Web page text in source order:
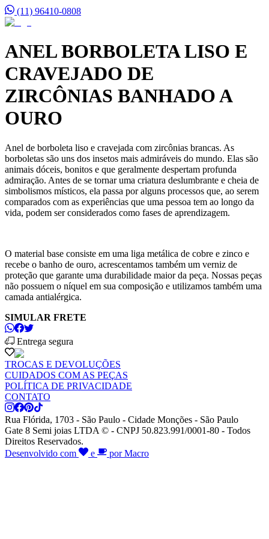
(11) 96410-0808
ANEL BORBOLETA LISO E
CRAVEJADO DE
ZIRCÔNIAS BANHADO A
OURO
Anel de borboleta liso e cravejada com zircônias brancas. As
borboletas são uns dos insetos mais admiráveis do mundo. Elas são
animais dóceis, bonitos e que geralmente despertam profunda
admiração. Antes de se tornar uma criatura deslumbrante e cheia de
simbolismos místicos, ela passa por alguns processos que, ao serem
comparados com as experiências que uma pessoa tem ao longo da
vida, podem ser considerados como fases de aprendizagem.
O material base consiste em uma liga metálica de cobre e zinco e
recebe o banho de ouro, acrescentamos também um verniz de
proteção que garante uma durabilidade maior da peça. Nossas peças
não possuem o níquel em sua composição e utilizamos também uma
camada antialérgica.
SIMULAR FRETE
Entrega segura
TROCAS E DEVOLUÇÕES
CUIDADOS COM AS PEÇAS
POLÍTICA DE PRIVACIDADE
CONTATO
Rua Flórida, 1703 - São Paulo - Cidade Monções - São Paulo
Gate 8 Semi joias LTDA © - CNPJ 50.823.991/0001-80 - Todos
Direitos Reservados.
Desenvolvido com
e por Macro